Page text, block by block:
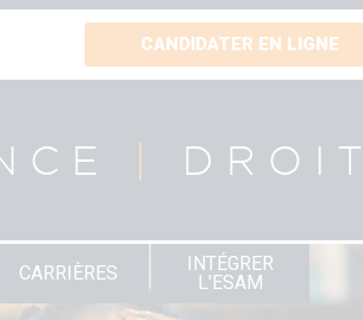
CANDIDATER EN LIGNE
DROIT
CARRIÈRES
INTÉGRER
L'ESAM